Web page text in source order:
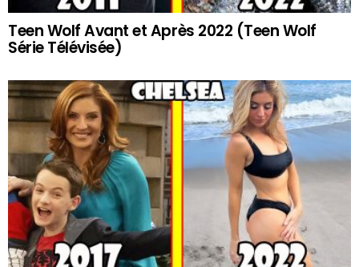
Teen Wolf Avant et Après 2022 (Teen Wolf
Série Télévisée)